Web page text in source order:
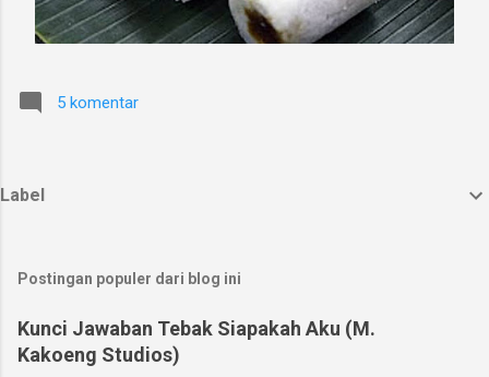
5 komentar
Label
Postingan populer dari blog ini
Kunci Jawaban Tebak Siapakah Aku (M.
Kakoeng Studios)